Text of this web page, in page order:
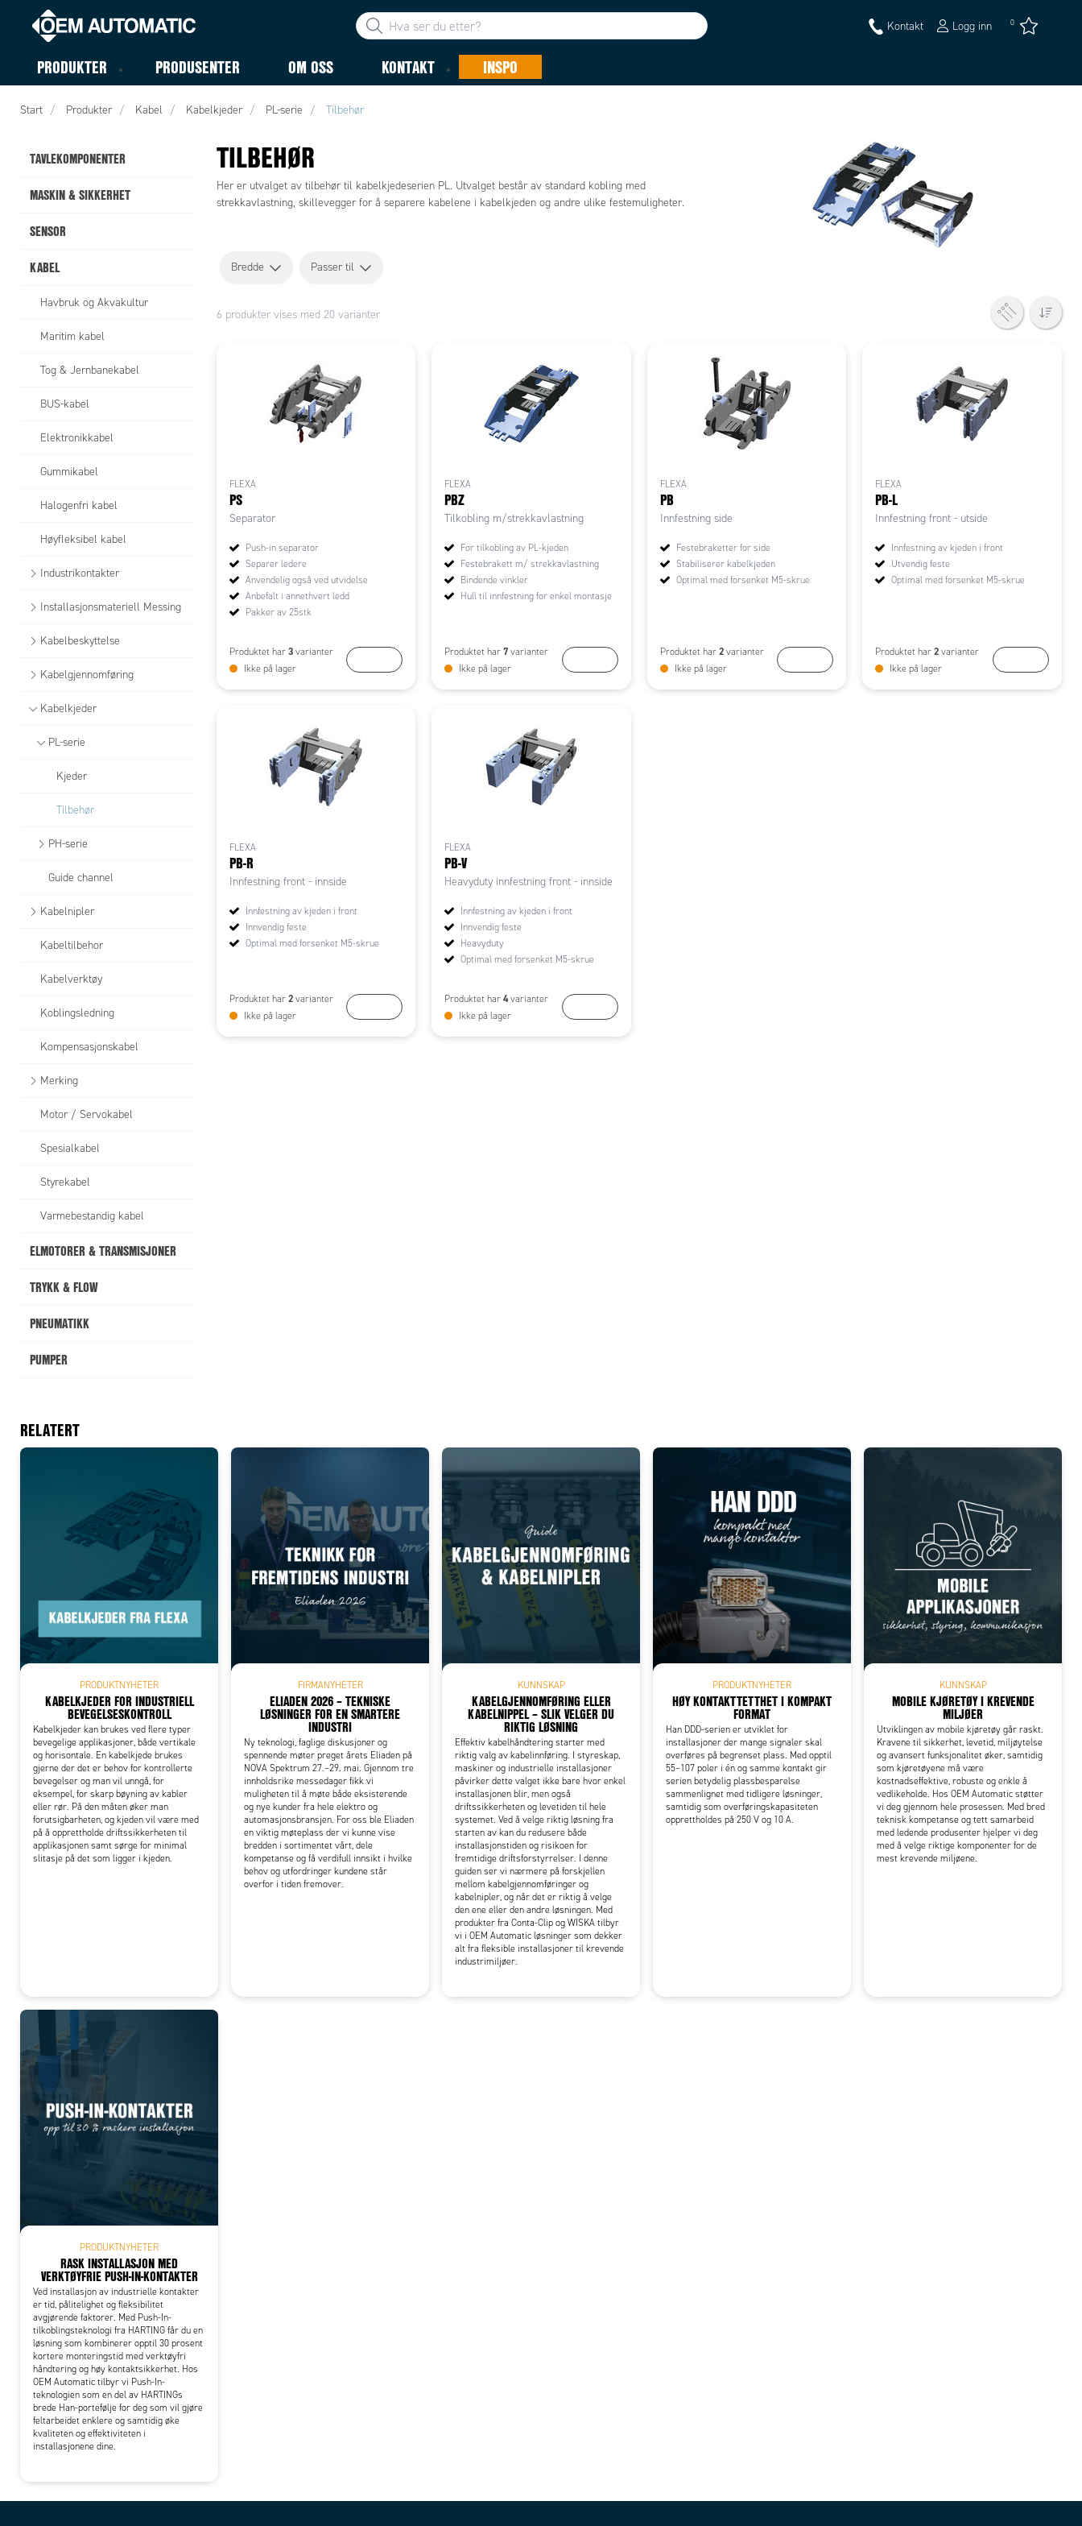
Kontakt Logg inn 0
PRODUKTER PRODUSENTER OM OSS KONTAKT INSPO
Start Produkter Kabel Kabelkjeder PL-serie Tilbehør
TAVLEKOMPONENTER
MASKIN & SIKKERHET
SENSOR
KABEL
Havbruk og Akvakultur
Maritim kabel
Tog & Jernbanekabel
BUS-kabel
Elektronikkabel
Gummikabel
Halogenfri kabel
Høyfleksibel kabel
Industrikontakter
Installasjonsmateriell Messing
Kabelbeskyttelse
Kabelgjennomføring
Kabelkjeder
PL-serie
Kjeder
Tilbehør
PH-serie
Guide channel
Kabelnipler
Kabeltilbehor
Kabelverktøy
Koblingsledning
Kompensasjonskabel
Merking
Motor / Servokabel
Spesialkabel
Styrekabel
Varmebestandig kabel
ELMOTORER & TRANSMISJONER
TRYKK & FLOW
PNEUMATIKK
PUMPER
TILBEHØR
Her er utvalget av tilbehør til kabelkjedeserien PL. Utvalget består av standard kobling med
strekkavlastning, skillevegger for å separere kabelene i kabelkjeden og andre ulike festemuligheter.
Bredde Passer til
6 produkter vises med 20 varianter
FLEXA
PS
Separator
Push-in separator
Separer ledere
Anvendelig også ved utvidelse
Anbefalt i annethvert ledd
Pakker av 25stk
Produktet har 3varianter
Ikke på lager
FLEXA
PBZ
Tilkobling m/strekkavlastning
For tilkobling av PL-kjeden
Festebrakett m/ strekkavlastning
Bindende vinkler
Hull til innfestning for enkel montasje
Produktet har7 varianter
Ikke på lager
FLEXA
PB
Innfestning side
Festebraketter for side
Stabiliserer kabelkjeden
Optimal med forsenket M5-skrue
Produktet har 2varianter
Ikke på lager
FLEXA
PB-L
Innfestning front - utside
Innfestning av kjeden i front
Utvendig feste
Optimal med forsenket M5-skrue
Produktet har2 varianter
Ikke på lager
FLEXA
PB-R
Innfestning front - innside
Innfestning av kjeden i front
Innvendig feste
Optimal med forsenket M5-skrue
Produktet har 2varianter
Ikke på lager
FLEXA
PB-V
Heavyduty innfestning front - innside
Innfestning av kjeden i front
Innvendig feste
Heavyduty
Optimal med forsenket M5-skrue
Produktet har4varianter
Ikke på lager
RELATERT
PRODUKTNYHETER
KABELKJEDER FOR INDUSTRIELL
BEVEGELSESKONTROLL
Kabelkjeder kan brukes ved flere typer
bevegelige applikasjoner, både vertikale
og horisontale. En kabelkjede brukes
gjerne der det er behov for kontrollerte
bevegelser og man vil unngå, for
eksempel, for skarp bøyning av kabler
eller rør. På den måten øker man
forutsigbarheten, og kjeden vil være med
på å opprettholde driftssikkerheten til
applikasjonen samt sørge for minimal
slitasje på det som ligger i kjeden.
FIRMANYHETER
ELIADEN 2026 – TEKNISKE
LØSNINGER FOR EN SMARTERE
INDUSTRI
Ny teknologi, faglige diskusjoner og
spennende møter preget årets Eliaden på
NOVA Spektrum 27.–29. mai. Gjennom tre
innholdsrike messedager fikk vi
muligheten til å møte både eksisterende
og nye kunder fra hele elektro og
automasjonsbransjen. For oss ble Eliaden
en viktig møteplass der vi kunne vise
bredden i sortimentet vårt, dele
kompetanse og få verdifull innsikt i hvilke
behov og utfordringer kundene står
overfor i tiden fremover.
KUNNSKAP
KABELGJENNOMFØRING ELLER
KABELNIPPEL – SLIK VELGER DU
RIKTIG LØSNING
Effektiv kabelhåndtering starter med
riktig valg av kabelinnføring. I styreskap,
maskiner og industrielle installasjoner
påvirker dette valget ikke bare hvor enkel
installasjonen blir, men også
driftssikkerheten og levetiden til hele
systemet. Ved å velge riktig løsning fra
starten av kan du redusere både
installasjonstiden og risikoen for
fremtidige driftsforstyrrelser. I denne
guiden ser vi nærmere på forskjellen
mellom kabelgjennomføringer og
kabelnipler, og når det er riktig å velge
den ene eller den andre løsningen. Med
produkter fra Conta-Clip og WISKA tilbyr
vi i OEM Automatic løsninger som dekker
alt fra fleksible installasjoner til krevende
industrimiljøer.
PRODUKTNYHETER
HØY KONTAKTTETTHET I KOMPAKT
FORMAT
Han DDD-serien er utviklet for
installasjoner der mange signaler skal
overføres på begrenset plass. Med opptil
55–107 poler i én og samme kontakt gir
serien betydelig plassbesparelse
sammenlignet med tidligere løsninger,
samtidig som overføringskapasiteten
opprettholdes på 250 V og 10 A.
KUNNSKAP
MOBILE KJØRETØY I KREVENDE
MILJØER
Utviklingen av mobile kjøretøy går raskt.
Kravene til sikkerhet, levetid, miljøytelse
og avansert funksjonalitet øker, samtidig
som kjøretøyene må være
kostnadseffektive, robuste og enkle å
vedlikeholde. Hos OEM Automatic støtter
vi deg gjennom hele prosessen. Med bred
teknisk kompetanse og tett samarbeid
med ledende produsenter hjelper vi deg
med å velge riktige komponenter for de
mest krevende miljøene.
PRODUKTNYHETER
RASK INSTALLASJON MED
VERKTØYFRIE PUSH-IN-KONTAKTER
Ved installasjon av industrielle kontakter
er tid, pålitelighet og fleksibilitet
avgjørende faktorer. Med Push-In-
tilkoblingsteknologi fra HARTING får du en
løsning som kombinerer opptil 30 prosent
kortere monteringstid med verktøyfri
håndtering og høy kontaktsikkerhet. Hos
OEM Automatic tilbyr vi Push-In-
teknologien som en del av HARTINGs
brede Han-portefølje for deg som vil gjøre
feltarbeidet enklere og samtidig øke
kvaliteten og effektiviteten i
installasjonene dine.